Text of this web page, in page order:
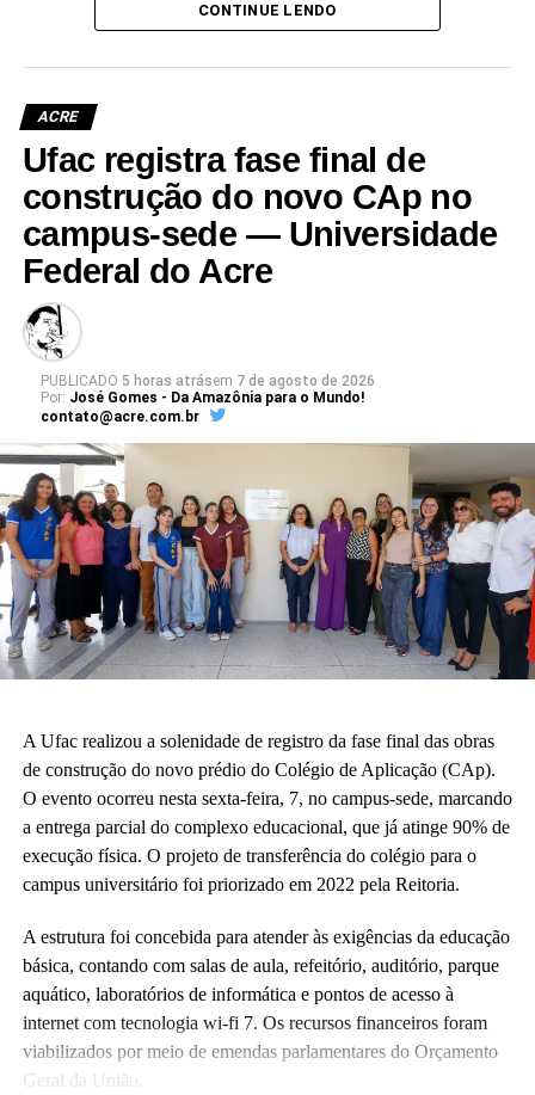
(Camila Barbosa, estagiária Ascom/Ufac)
Leia Mais: UFAC
CONTINUE LENDO
ACRE
Ufac registra fase final de
construção do novo CAp no
campus-sede — Universidade
Federal do Acre
PUBLICADO 5 horas atrásem 7 de agosto de 2026
Por: José Gomes - Da Amazônia para o Mundo!
contato@acre.com.br
A Ufac realizou a solenidade de registro da fase final das obras
de construção do novo prédio do Colégio de Aplicação (CAp).
O evento ocorreu nesta sexta-feira, 7, no campus-sede, marcando
a entrega parcial do complexo educacional, que já atinge 90% de
execução física. O projeto de transferência do colégio para o
campus universitário foi priorizado em 2022 pela Reitoria.
A estrutura foi concebida para atender às exigências da educação
básica, contando com salas de aula, refeitório, auditório, parque
aquático, laboratórios de informática e pontos de acesso à
internet com tecnologia wi-fi 7. Os recursos financeiros foram
viabilizados por meio de emendas parlamentares do Orçamento
Geral da União.